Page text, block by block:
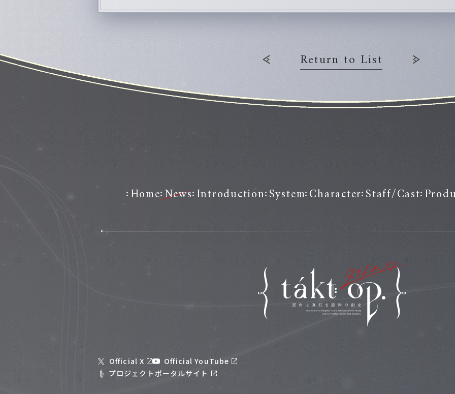
Return to List
Home News Introduction System Character Staff/Cast
Official X
Official YouTube
プロジェクトポータルサイト